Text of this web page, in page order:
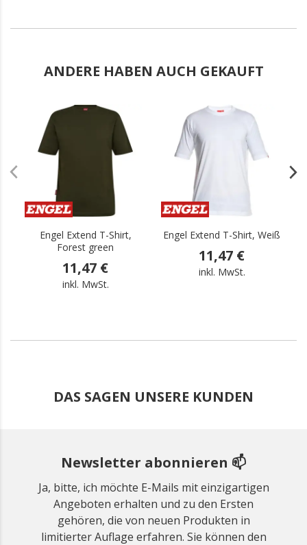
ANDERE HABEN AUCH GEKAUFT
Engel Extend T-Shirt,
Forest green
11,47 €
inkl. MwSt.
Engel Extend T-Shirt, Weiß
11,47 €
inkl. MwSt.
DAS SAGEN UNSERE KUNDEN
Newsletter abonnieren 📫
Ja, bitte, ich möchte E-Mails mit einzigartigen
Angeboten erhalten und zu den Ersten
gehören, die von neuen Produkten in
limitierter Auflage erfahren. Sie können den